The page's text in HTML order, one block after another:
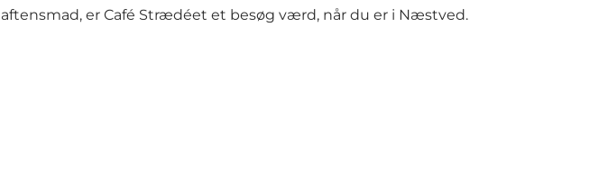
er Café Strædéet et besøg værd, når du er i Næstved.